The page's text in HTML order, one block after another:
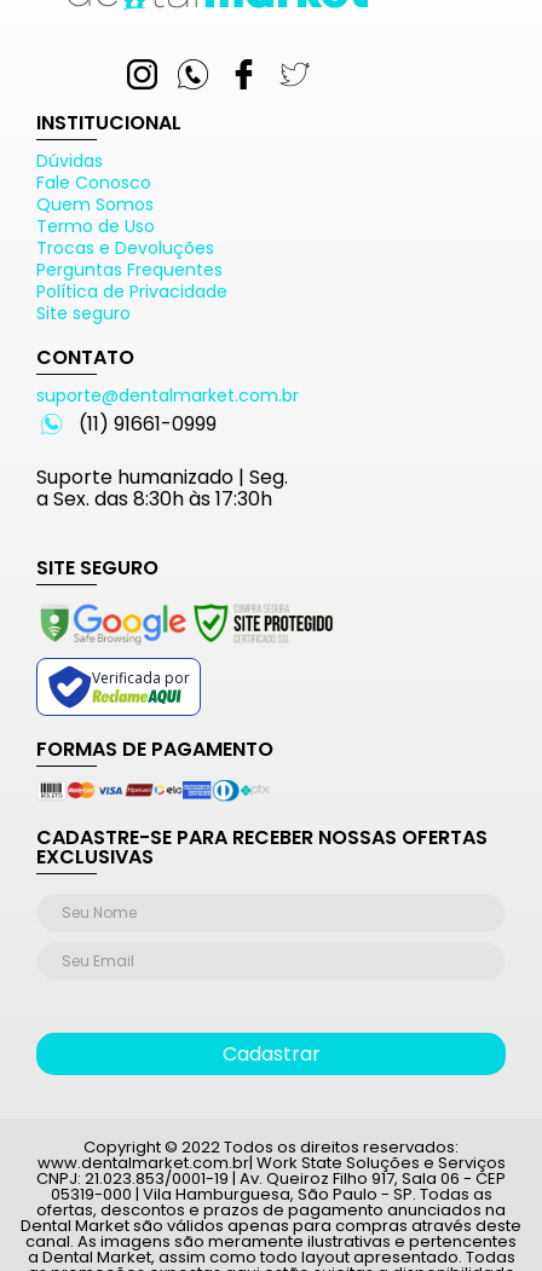
INSTITUCIONAL
Dúvidas
Fale Conosco
Quem Somos
Termo de Uso
Trocas e Devoluções
Perguntas Frequentes
Política de Privacidade
Site seguro
CONTATO
suporte@dentalmarket.com.br
(11) 91661-0999
Suporte humanizado | Seg.
a Sex. das 8:30h às 17:30h
SITE SEGURO
Verificada por
FORMAS DE PAGAMENTO
CADASTRE-SE PARA RECEBER NOSSAS OFERTAS
EXCLUSIVAS
Cadastrar
Copyright © 2022 Todos os direitos reservados:
www.dentalmarket.com.br| Work State Soluções e Serviços
CNPJ: 21.023.853/0001-19 | Av. Queiroz Filho 917, Sala 06 - CEP
05319-000 | Vila Hamburguesa, São Paulo - SP. Todas as
ofertas, descontos e prazos de pagamento anunciados na
Dental Market são válidos apenas para compras através deste
canal. As imagens são meramente ilustrativas e pertencentes
a Dental Market, assim como todo layout apresentado. Todas